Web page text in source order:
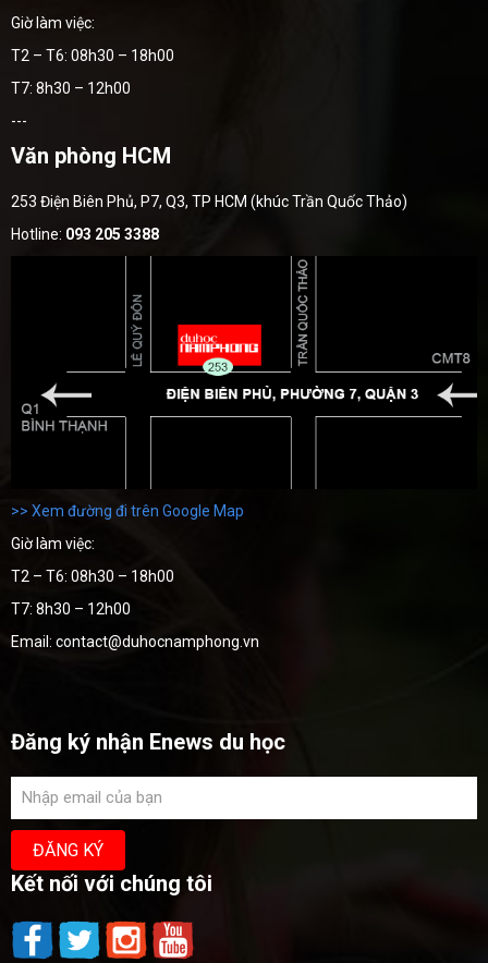
Giờ làm việc:
T2 – T6: 08h30 – 18h00
T7: 8h30 – 12h00
---
Văn phòng HCM
253 Điện Biên Phủ, P7, Q3, TP HCM (khúc Trần Quốc Thảo)
Hotline: 093 205 3388
>> Xem đường đi trên Google Map
Giờ làm việc:
T2 – T6: 08h30 – 18h00
T7: 8h30 – 12h00
Email: contact@duhocnamphong.vn
Đăng ký nhận Enews du học
Kết nối với chúng tôi